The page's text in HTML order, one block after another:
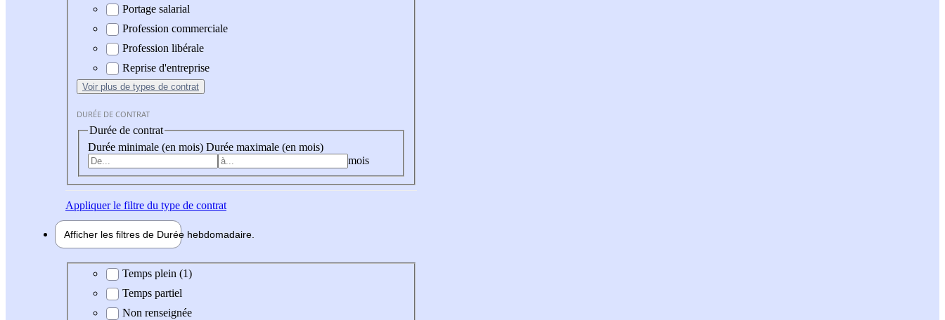
Portage salarial
Profession commerciale
Profession libérale
Reprise d'entreprise
Voir plus de types de contrat
DURÉE DE CONTRAT
Durée de contrat
Durée minimale (en mois) Durée maximale (en mois)
mois
Appliquerle filtre du type de contrat
Afficher les filtres de Durée hebdomadaire
Durée hebdomadaire
Temps plein (1)
Temps partiel
Non renseignée